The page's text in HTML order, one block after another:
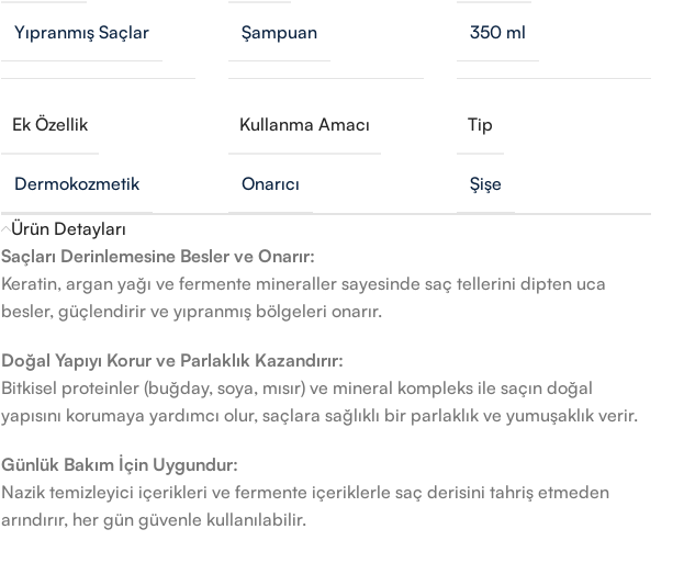
Yıpranmış Saçlar Şampuan 350 ml
Ek Özellik
Dermokozmetik
Kullanma Amacı
Onarıcı
Tip
Şişe
Ürün Detayları
Saçları Derinlemesine Besler ve Onarır:
Keratin, argan yağı ve fermente mineraller sayesinde saç tellerini dipten uca
besler, güçlendirir ve yıpranmış bölgeleri onarır.
Doğal Yapıyı Korur ve Parlaklık Kazandırır:
Bitkisel proteinler (buğday, soya, mısır) ve mineral kompleks ile saçın doğal
yapısını korumaya yardımcı olur, saçlara sağlıklı bir parlaklık ve yumuşaklık verir.
Günlük Bakım İçin Uygundur:
Nazik temizleyici içerikleri ve fermente içeriklerle saç derisini tahriş etmeden
arındırır, her gün güvenle kullanılabilir.